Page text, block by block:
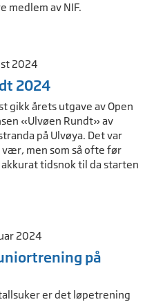
medlem av NIF.
2024
2024
gikk årets utgave av Open
«Ulvøen Rundt» av
på Ulvøya. Det var
men som så ofte før
tidsnok til da starten
2024
på
er det løpetrening